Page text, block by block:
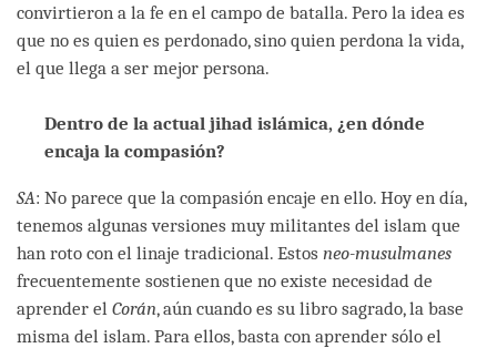
convirtieron a la fe en el campo de batalla. Pero la idea es
que no es quien es perdonado, sino quien perdona la vida,
el que llega a ser mejor persona.
Dentro de la actual jihad islámica, ¿en dónde
encaja la compasión?
SA: No parece que la compasión encaje en ello. Hoy en día,
tenemos algunas versiones muy militantes del islam que
han roto con el linaje tradicional. Estos neo-musulmanes
frecuentemente sostienen que no existe necesidad de
aprender el Corán, aún cuando es su libro sagrado, la base
misma del islam. Para ellos, basta con aprender sólo el